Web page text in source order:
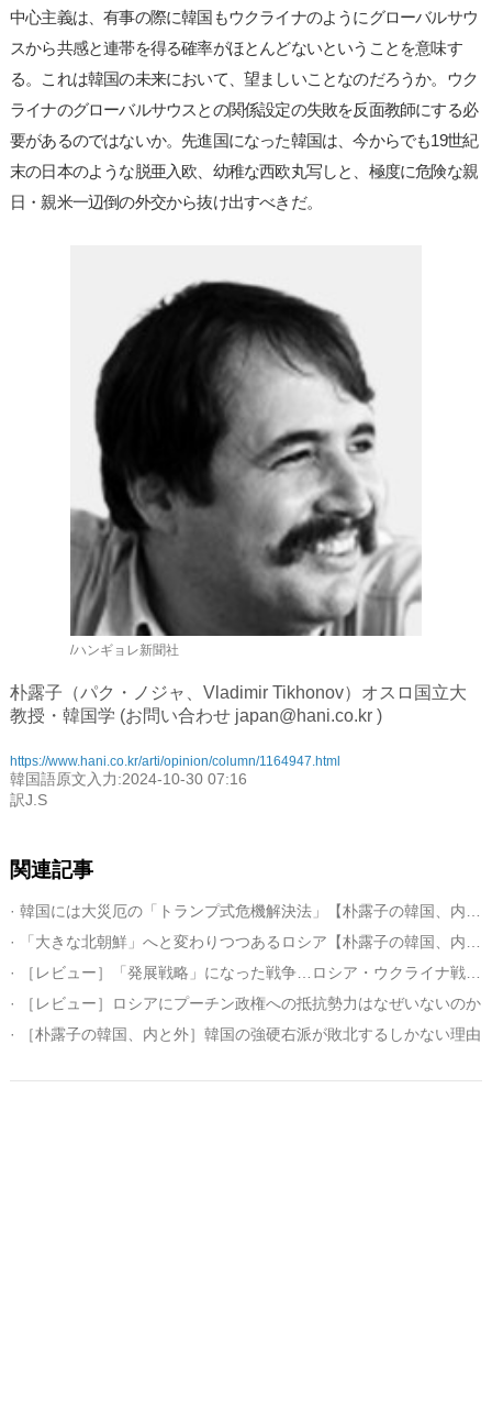
中心主義は、有事の際に韓国もウクライナのようにグローバルサウ
スから共感と連帯を得る確率がほとんどないということを意味す
る。これは韓国の未来において、望ましいことなのだろうか。ウク
ライナのグローバルサウスとの関係設定の失敗を反面教師にする必
要があるのではないか。先進国になった韓国は、今からでも19世紀
末の日本のような脱亜入欧、幼稚な西欧丸写しと、極度に危険な親
日・親米一辺倒の外交から抜け出すべきだ。
/ハンギョレ新聞社
朴露子（パク・ノジャ、Vladimir Tikhonov）オスロ国立大
教授・韓国学 (お問い合わせ japan@hani.co.kr )
https://www.hani.co.kr/arti/opinion/column/1164947.html
韓国語原文入力:2024-10-30 07:16
訳J.S
関連記事
· ［レビュー］「発展戦略」になった戦争…ロシア・ウクライナ戦争からみた多元覇権時代
· ［レビュー］ロシアにプーチン政権への抵抗勢力はなぜいないのか
· ［朴露子の韓国、内と外］韓国の強硬右派が敗北するしかない理由